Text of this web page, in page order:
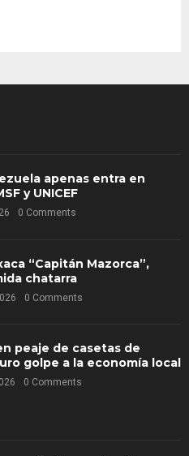
apenas entra en
y UNICEF
0 Comments
“Capitán Mazorca”,
chatarra
0 Comments
peaje de casetas de
golpe a la economía local
0 Comments